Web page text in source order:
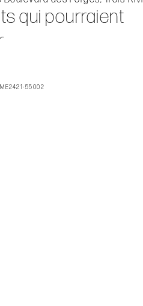
qui pourraient